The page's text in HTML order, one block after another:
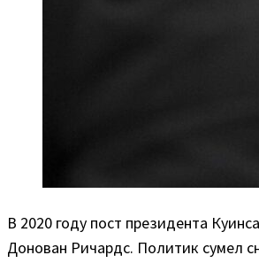
В 2020 году пост президента
Донован Ричардс. Политик сумел